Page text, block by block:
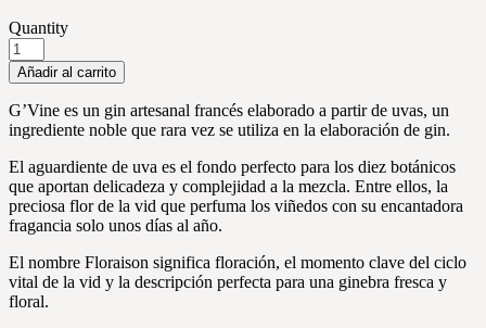
Quantity
Añadir al carrito
G’Vine es un gin artesanal francés elaborado a partir de uvas, un
ingrediente noble que rara vez se utiliza en la elaboración de gin.
El aguardiente de uva es el fondo perfecto para los diez botánicos
que aportan delicadeza y complejidad a la mezcla. Entre ellos, la
preciosa flor de la vid que perfuma los viñedos con su encantadora
fragancia solo unos días al año.
El nombre Floraison significa floración, el momento clave del ciclo
vital de la vid y la descripción perfecta para una ginebra fresca y
floral.